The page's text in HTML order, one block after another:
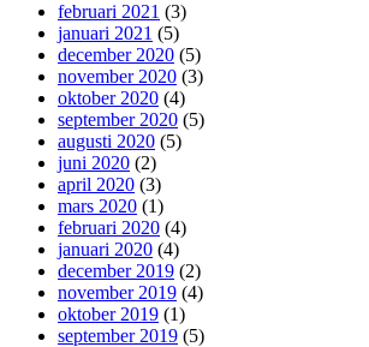
februari 2021 (3)
januari 2021 (5)
december 2020 (5)
november 2020 (3)
oktober 2020 (4)
september 2020 (5)
augusti 2020 (5)
juni 2020 (2)
april 2020 (3)
mars 2020 (1)
februari 2020 (4)
januari 2020 (4)
december 2019 (2)
november 2019 (4)
oktober 2019 (1)
september 2019 (5)